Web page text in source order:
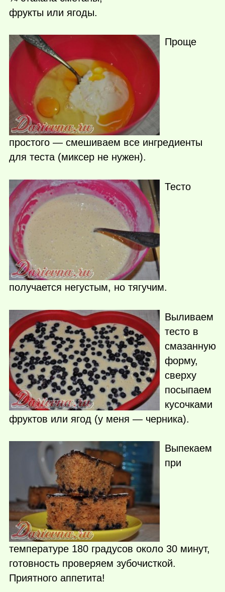
фрукты или ягоды.
Проще
простого — смешиваем все ингредиенты
для теста (миксер не нужен).
Тесто
получается негустым, но тягучим.
Выливаем
тесто в
смазанную
форму,
сверху
посыпаем
кусочками
фруктов или ягод (у меня — черника).
Выпекаем
при
температуре 180 градусов около 30 минут,
готовность проверяем зубочисткой.
Приятного аппетита!